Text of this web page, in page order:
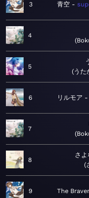
3 青空
4
5
うた
6 リルモア
7
8
さ
9 The